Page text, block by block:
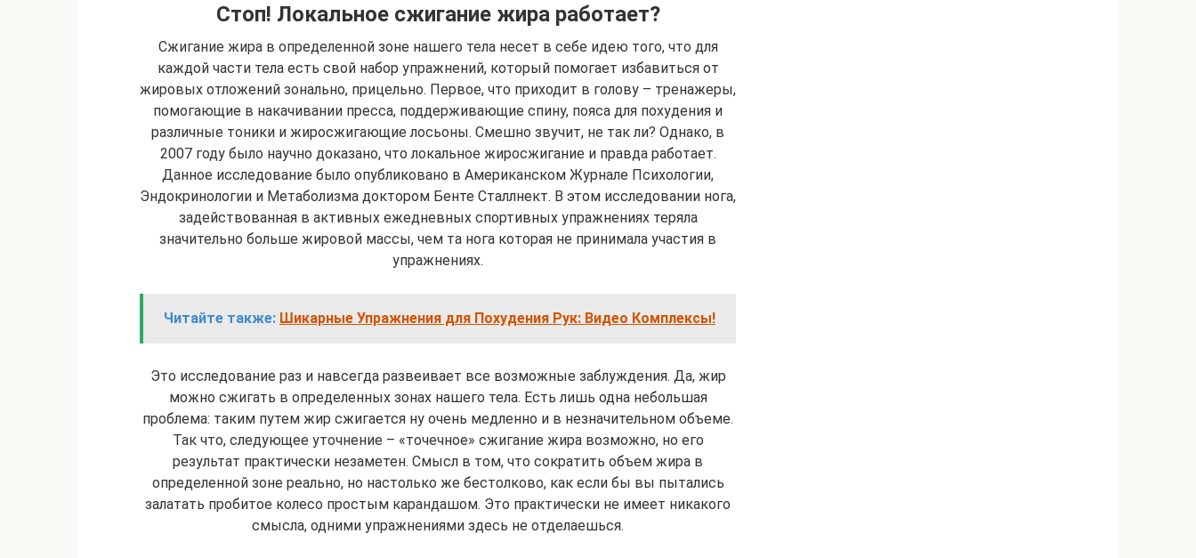
Стоп! Локальное сжигание жира работает?
Сжигание жира в определенной зоне нашего тела несет в себе идею того, что для
каждой части тела есть свой набор упражнений, который помогает избавиться от
жировых отложений зонально, прицельно. Первое, что приходит в голову – тренажеры,
помогающие в накачивании пресса, поддерживающие спину, пояса для похудения и
различные тоники и жиросжигающие лосьоны. Смешно звучит, не так ли? Однако, в
2007 году было научно доказано, что локальное жиросжигание и правда работает.
Данное исследование было опубликовано в Американском Журнале Психологии,
Эндокринологии и Метаболизма доктором Бенте Сталлнект. В этом исследовании нога,
задействованная в активных ежедневных спортивных упражнениях теряла
значительно больше жировой массы, чем та нога которая не принимала участия в
упражнениях.
Читайте также: Шикарные Упражнения для Похудения Рук: Видео Комплексы!
Это исследование раз и навсегда развеивает все возможные заблуждения. Да, жир
можно сжигать в определенных зонах нашего тела. Есть лишь одна небольшая
проблема: таким путем жир сжигается ну очень медленно и в незначительном объеме.
Так что, следующее уточнение – «точечное» сжигание жира возможно, но его
результат практически незаметен. Смысл в том, что сократить объем жира в
определенной зоне реально, но настолько же бестолково, как если бы вы пытались
залатать пробитое колесо простым карандашом. Это практически не имеет никакого
смысла, одними упражнениями здесь не отделаешься.